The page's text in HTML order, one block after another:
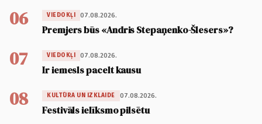
06 VIEDOKĻI 07.08.2026.
Premjers būs «Andris Stepaņenko-Šlesers»?
07 VIEDOKĻI 07.08.2026.
Ir iemesls pacelt kausu
08 KULTŪRA UN IZKLAIDE 07.08.2026.
Festivāls ielīksmo pilsētu